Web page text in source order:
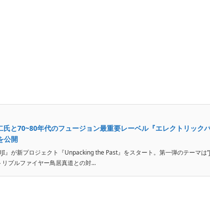
と70~80年代のフュージョン最重要レーベル『エレクトリック
公開
』が新プロジェクト『Unpacking the Past』をスタート。第一弾のテーマは
プルファイヤー鳥居真道との対...